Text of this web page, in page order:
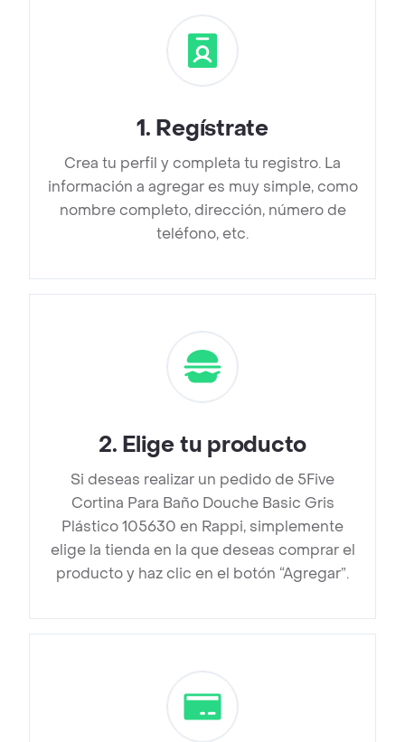
1. Regístrate
Crea tu perfil y completa tu registro. La
información a agregar es muy simple, como
nombre completo, dirección, número de
teléfono, etc.
2. Elige tu producto
Si deseas realizar un pedido de 5Five
Cortina Para Baño Douche Basic Gris
Plástico 105630 en Rappi, simplemente
elige la tienda en la que deseas comprar el
producto y haz clic en el botón “Agregar”.